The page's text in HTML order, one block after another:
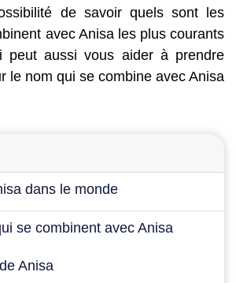
de savoir quels sont les
avec Anisa les plus courants
peut aussi vous aider à prendre
le nom qui se combine avec Anisa
dans le monde
se combinent avec Anisa
Anisa